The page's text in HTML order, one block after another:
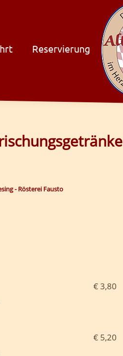
Reservierung
- Rösterei Fausto
€ 3,80
€ 5,20